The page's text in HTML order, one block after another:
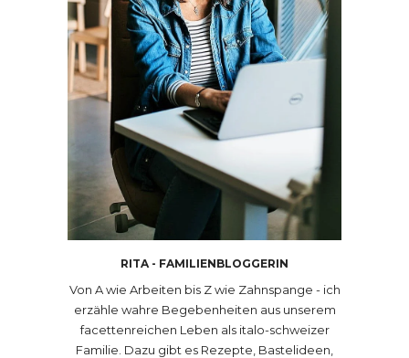
RITA - FAMILIENBLOGGERIN
Von A wie Arbeiten bis Z wie Zahnspange - ich
erzähle wahre Begebenheiten aus unserem
facettenreichen Leben als italo-schweizer
Familie. Dazu gibt es Rezepte, Bastelideen,